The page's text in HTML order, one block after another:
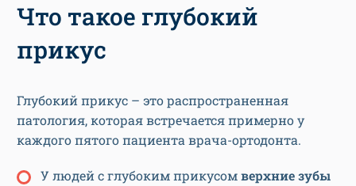
Что такое глубокий
прикус
Глубокий прикус – это распространенная
патология, которая встречается примерно у
каждого пятого пациента врача-ортодонта.
У людей с глубоким прикусомверхние зубы